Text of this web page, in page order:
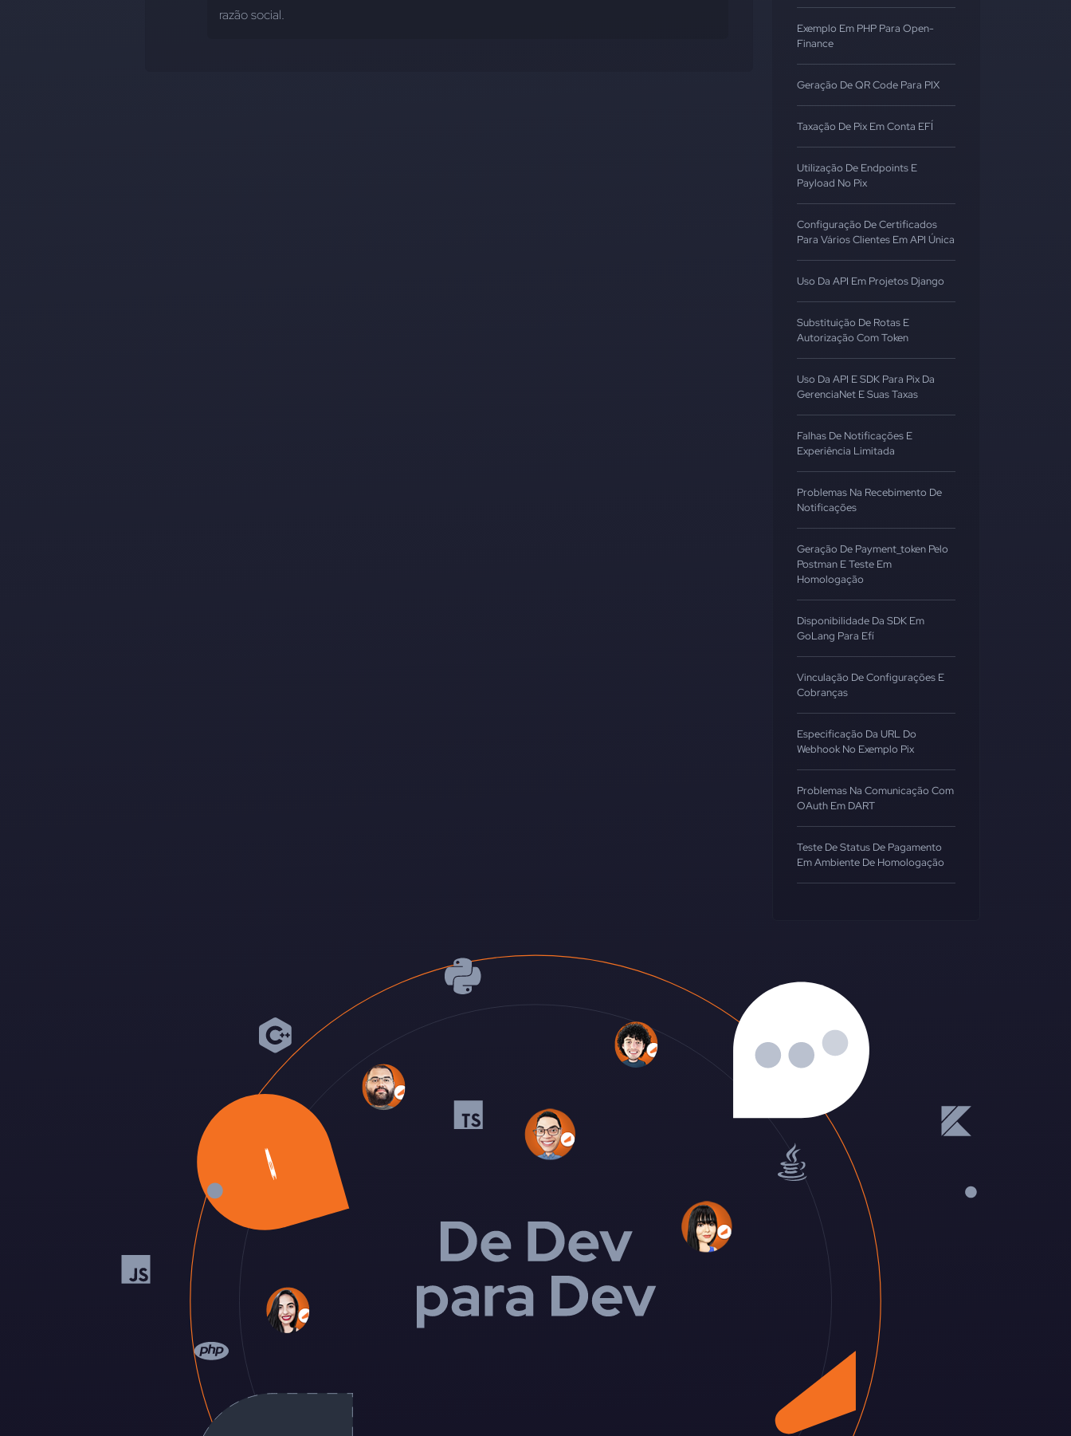
razão social.
Exemplo Em PHP Para Open-
Finance
Geração De QR Code Para PIX
Taxação De Pix Em Conta EFÍ
Utilização De Endpoints E
Payload No Pix
Configuração De Certificados
Para Vários Clientes Em API Única
Uso Da API Em Projetos Django
Substituição De Rotas E
Autorização Com Token
Uso Da API E SDK Para Pix Da
GerenciaNet E Suas Taxas
Falhas De Notificações E
Experiência Limitada
Problemas Na Recebimento De
Notificações
Geração De Payment_token Pelo
Postman E Teste Em
Homologação
Disponibilidade Da SDK Em
GoLang Para Efí
Vinculação De Configurações E
Cobranças
Especificação Da URL Do
Webhook No Exemplo Pix
Problemas Na Comunicação Com
OAuth Em DART
Teste De Status De Pagamento
Em Ambiente De Homologação